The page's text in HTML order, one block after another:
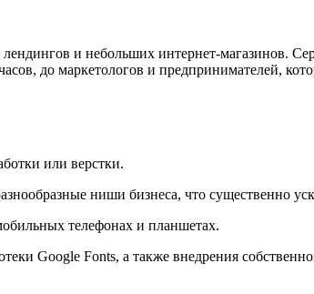
и небольших интернет-магазинов.
до маркетологов и предпринимателей,
или верстки.
ниши бизнеса, что существенно
телефонах и планшетах.
Google Fonts, а также внедрения